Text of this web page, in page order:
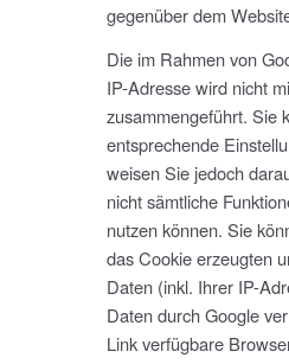
gegenüber dem
Die im Rahmen von
IP-Adresse wird nicht
zusammengeführt. Sie
entsprechende
weisen Sie jedoch
nicht sämtliche
nutzen können. Sie
das Cookie erzeugten
Daten (inkl. Ihrer IP-
Daten durch Google
Link verfügbare